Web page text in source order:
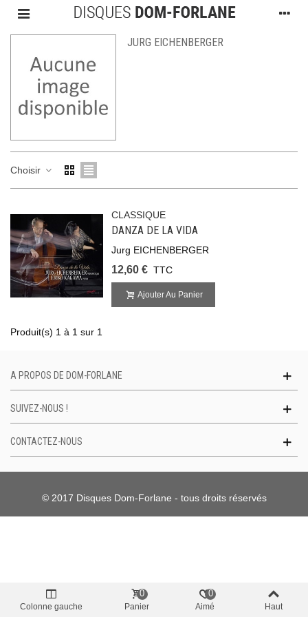
JURG EICHENBERGER
Choisir
CLASSIQUE
DANZA DE LA VIDA
Jurg EICHENBERGER
12,60 € TTC
Ajouter Au Panier
Produit(s) 1 à 1 sur 1
A PROPOS DE DOM-FORLANE
SUIVEZ-NOUS !
CONTACTEZ-NOUS
© 2017 Disques Dom-Forlane - tous droits réservés
Colonne gauche Panier
0
Aimé
0
Haut